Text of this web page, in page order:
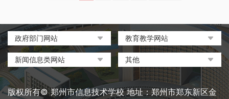
政府部门网站
中国政府网
河南省人民政府
郑州市人民政府
教育教学网站
教育部政府门户网站
中国职业教育与成人教育网
河南省教育厅
河南省职业教育与成人教育
新闻信息类网站
环球网
凤凰网
其他
中央电化教育馆
中国教育和科研计算机网
版权所有© 郑州市信息技术学校 地址：郑州市郑东新区金